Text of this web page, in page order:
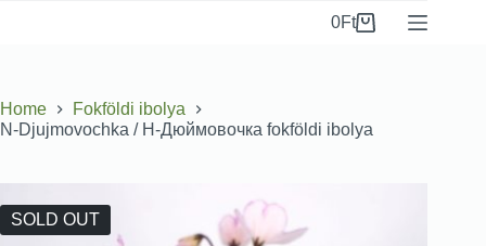
0Ft
Home
Fokföldi ibolya
N-Djujmovochka / Н-Дюймовочка fokföldi ibolya
SOLD OUT